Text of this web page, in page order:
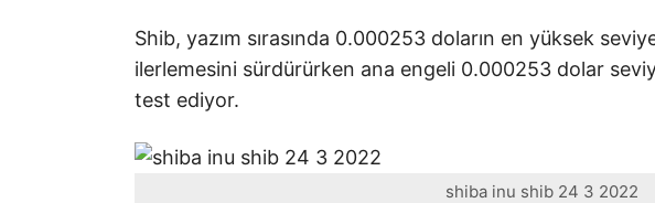
Shib, yazım sırasında 0.000253 doların en yüksek
ilerlemesini sürdürürken ana engeli 0.000253 dolar
test ediyor.
shiba inu shib 24 3 2022